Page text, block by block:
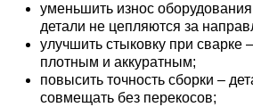
уменьшить износ
детали не цепляются за
улучшить стыковку при сварке
плотным и аккуратным;
повысить точность сборки –
совмещать без перекосов;